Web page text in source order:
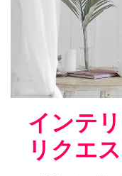
インテ
リクエ